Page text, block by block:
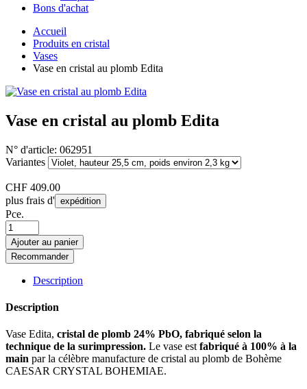
Bons d'achat
Accueil
Produits en cristal
Vases
Vase en cristal au plomb Edita
Vase en cristal au plomb Edita
N° d'article: 062951
Variantes
CHF 409.00
plus frais d' expédition
Pce.
Ajouter au panier
Recommander
Description
Description
Vase Edita, cristal de plomb 24% PbO, fabriqué selon la
technique de la surimpression. Le vase est fabriqué à 100% à la
main par la célèbre manufacture de cristal au plomb de Bohème
CAESAR CRYSTAL BOHEMIAE.